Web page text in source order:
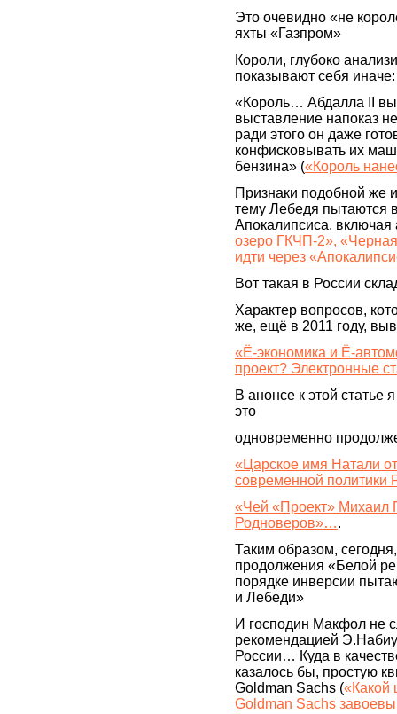
Это очевидно «не
яхты «Газпром»
Короли, глубоко
показывают себя иначе:
«Король… Абдалла II
выставление напоказ
ради этого он даже
конфисковывать их
бензина» («Король
Признаки подобной же
тему Лебедя пытаются
Апокалипсиса,
озеро ГКЧП-2»,
идти через
Вот такая в России
Характер вопросов,
же, ещё в 2011 году,
«Ё-экономика и Ё-
проект? Электронные
В анонсе к этой статье
это
одновременно
«Царское имя Натали
современной политики
«Чей «Проект» Михаил
Родноверов»….
Таким образом,
продолжения «Белой
порядке инверсии
и Лебеди»
И господин Макфол не
рекомендацией
России… Куда в
казалось бы, простую
Goldman Sachs («Какой
Goldman Sachs